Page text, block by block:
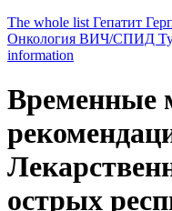
The whole list Гепатит
Онкология ВИЧ/СПИД
information
Временные
острых